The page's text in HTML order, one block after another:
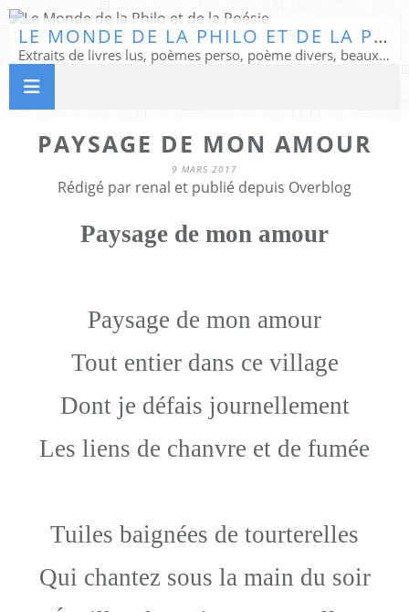
LE MONDE DE LA PHILO ET DE LA POÉSIE
Extraits de livres lus, poèmes perso, poème divers, beaux textes...
PAYSAGE DE MON AMOUR
9 MARS 2017
Rédigé par renal et publié depuis Overblog
Paysage de mon amour
Paysage de mon amour
Tout entier dans ce village
Dont je défais journellement
Les liens de chanvre et de fumée
Tuiles baignées de tourterelles
Qui chantez sous la main du soir